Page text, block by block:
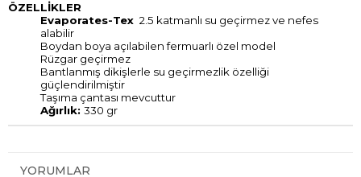
ÖZELLİKLER
Evaporates-Tex 2.5 katmanlı su geçirmez ve nefes
alabilir
Boydan boya açılabilen fermuarlı özel model
Rüzgar geçirmez
Bantlanmış dikişlerle su geçirmezlik özelliği
güçlendirilmiştir
Taşıma çantası mevcuttur
Ağırlık: 330 gr
YORUMLAR